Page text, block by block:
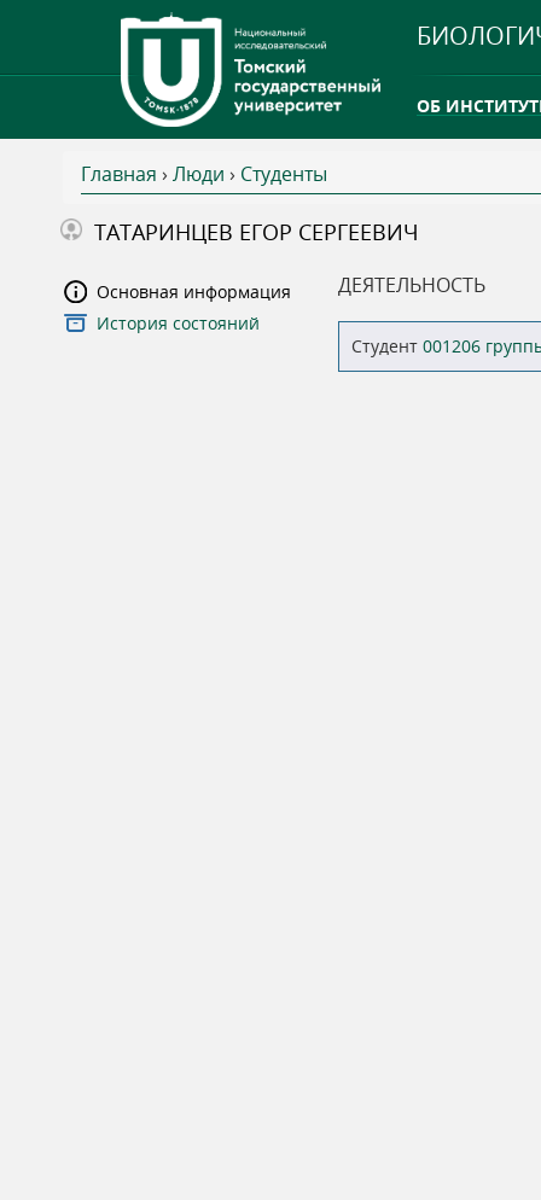
ОБ
В
ы
з
Главная › Люди › Студенты
ТАТАРИНЦЕВ ЕГОР СЕРГЕЕВИЧ
Основная информация
История состояний
ДЕЯТЕЛЬНОСТЬ
Студент 001206